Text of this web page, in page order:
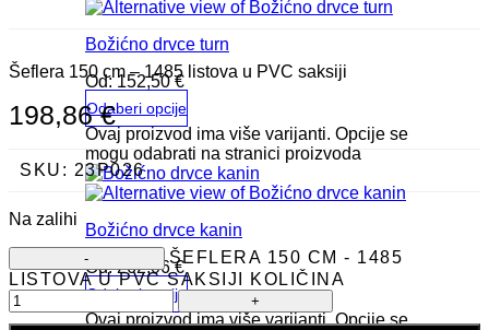
Božićno drvce turn
Od:152,50€
Odaberi opcije
Ovaj proizvod ima više varijanti. Opcije se
mogu odabrati na stranici proizvoda
Božićno drvce kanin
Od:262,06€
Odaberi opcije
Ovaj proizvod ima više varijanti. Opcije se
Šeflera 150 cm – 1485 listova u PVC saksiji
198,86€
SKU: 23P026
Na zalihi
ŠEFLERA 150 CM - 1485
LISTOVA U PVC SAKSIJI KOLIČINA